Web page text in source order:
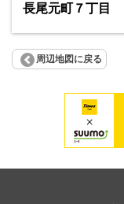
長尾元町７丁目
周辺地図に戻る